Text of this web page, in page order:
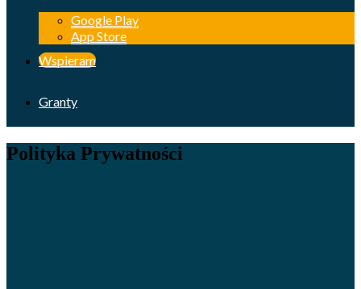
Google Play
App Store
Wspieram
Granty
Polityka Prywatności